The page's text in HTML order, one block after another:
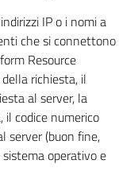
IP o i nomi a
che si connettono
Resource
richiesta, il
al server, la
codice numerico
server (buon fine,
operativo e